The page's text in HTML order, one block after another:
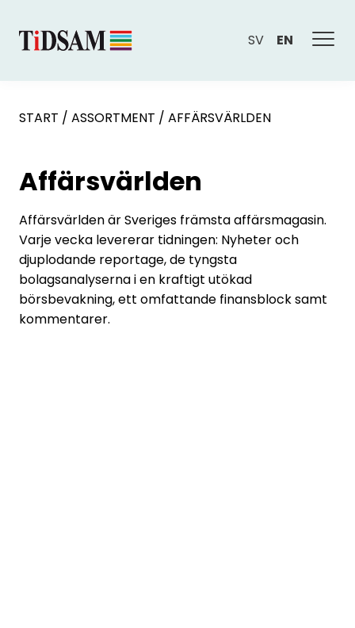
SV EN
START / ASSORTMENT / AFFÄRSVÄRLDEN
Affärsvärlden
Affärsvärlden är Sveriges främsta affärsmagasin.
Varje vecka levererar tidningen: Nyheter och
djuplodande reportage, de tyngsta
bolagsanalyserna i en kraftigt utökad
börsbevakning, ett omfattande finansblock samt
kommentarer.